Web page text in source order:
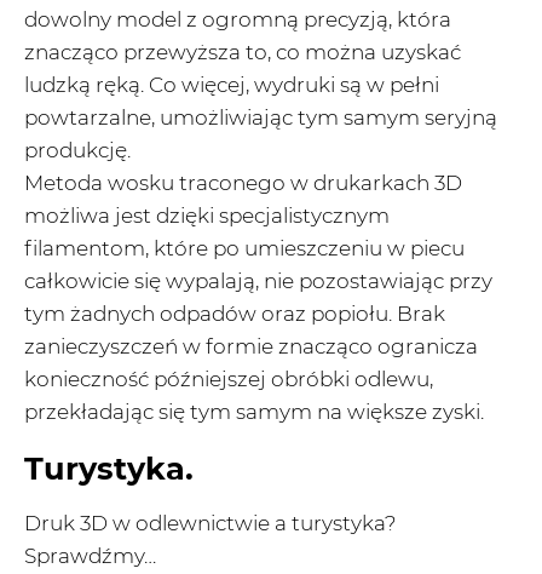
dowolny model z ogromną precyzją, która
znacząco przewyższa to, co można uzyskać
ludzką ręką. Co więcej, wydruki są w pełni
powtarzalne, umożliwiając tym samym seryjną
produkcję.
Metoda wosku traconego w drukarkach 3D
możliwa jest dzięki specjalistycznym
filamentom, które po umieszczeniu w piecu
całkowicie się wypalają, nie pozostawiając przy
tym żadnych odpadów oraz popiołu. Brak
zanieczyszczeń w formie znacząco ogranicza
konieczność późniejszej obróbki odlewu,
przekładając się tym samym na większe zyski.
Turystyka.
Druk 3D w odlewnictwie a turystyka?
Sprawdźmy…